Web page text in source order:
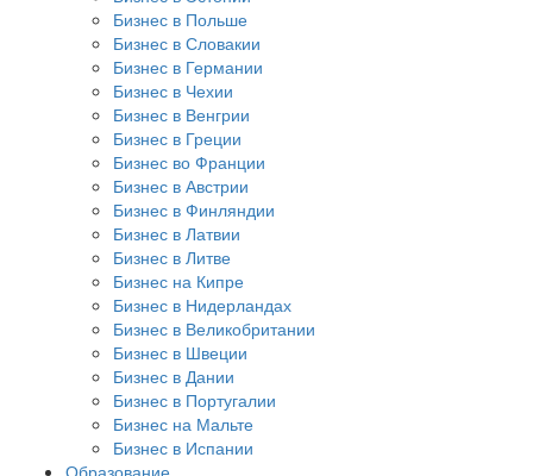
Бизнес в Польше
Бизнес в Словакии
Бизнес в Германии
Бизнес в Чехии
Бизнес в Венгрии
Бизнес в Греции
Бизнес во Франции
Бизнес в Австрии
Бизнес в Финляндии
Бизнес в Латвии
Бизнес в Литве
Бизнес на Кипре
Бизнес в Нидерландах
Бизнес в Великобритании
Бизнес в Швеции
Бизнес в Дании
Бизнес в Португалии
Бизнес на Мальте
Бизнес в Испании
Образование